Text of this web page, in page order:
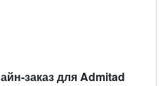
заказ для Admitad